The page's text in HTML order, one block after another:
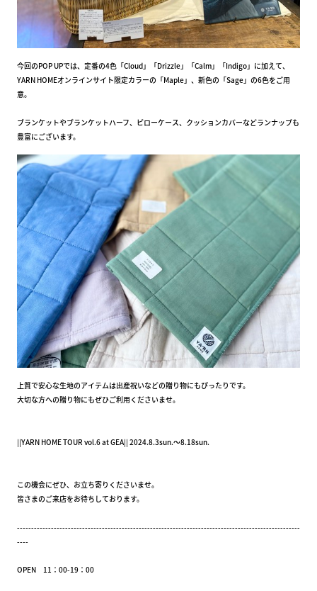
今回のPOP UPでは、定番の4色「Cloud」「Drizzle」「Calm」「Indigo」に加えて、
YARN HOMEオンラインサイト限定カラーの「Maple」、新色の「Sage」の6色をご用
意。
ブランケットやブランケットハーフ、ピローケース、クッションカバーなどランナップも
豊富にございます。
上質で安心な生地のアイテムは出産祝いなどの贈り物にもぴったりです。
大切な方への贈り物にもぜひご利用くださいませ。
||YARN HOME TOUR vol.6 at GEA|| 2024.8.3sun.～8.18sun.
この機会にぜひ、お立ち寄りくださいませ。
皆さまのご来店をお待ちしております。
----------------------------------------------------------------------------------------------------
----
OPEN 11：00-19：00